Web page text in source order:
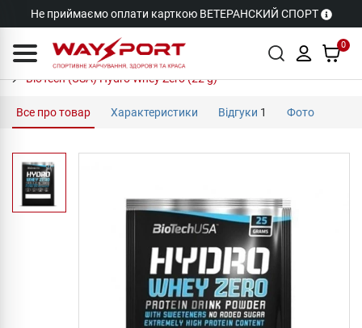
Не приймаємо оплати карткою ВЕТЕРАНСКИЙ СПОРТ
0
BioTech (USA) Hydro Whey Zero (22 g)
Все про товар Характеристики Відгуки 1 Фото